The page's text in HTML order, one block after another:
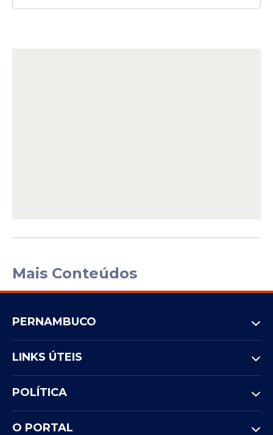
Mais Conteúdos
PERNAMBUCO
LINKS ÚTEIS
POLÍTICA
O PORTAL